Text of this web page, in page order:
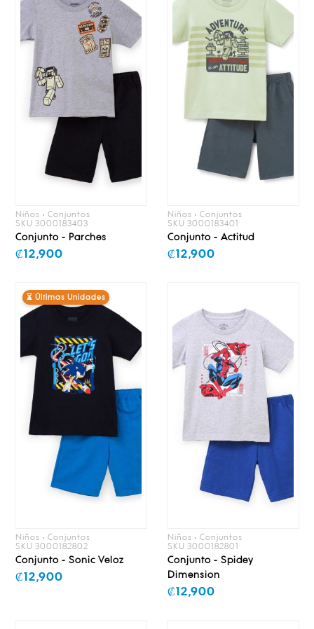
Niños • Conjuntos
SKU 3000183403
Conjunto - Parches
₡12,900
Niños • Conjuntos
SKU 3000183401
Conjunto - Actitud
₡12,900
⏳ Últimas Unidades
Niños • Conjuntos
SKU 3000182802
Conjunto - Sonic Veloz
₡12,900
Niños • Conjuntos
SKU 3000182801
Conjunto - Spidey
Dimension
₡12,900